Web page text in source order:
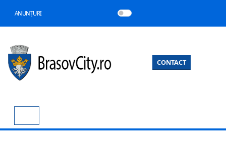
ANUNȚURI
CONTACT